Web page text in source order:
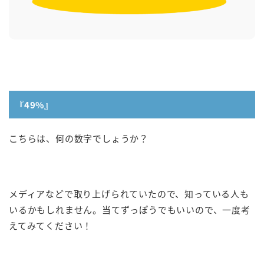
『49%』
こちらは、何の数字でしょうか？
メディアなどで取り上げられていたので、知っている人も
いるかもしれません。当てずっぽうでもいいので、一度考
えてみてください！